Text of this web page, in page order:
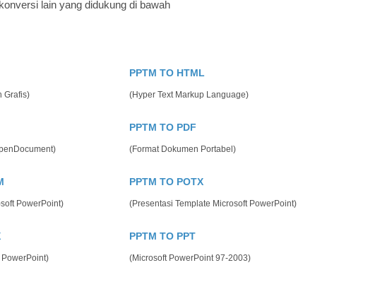
lain yang didukung di bawah
Grafis)
PPTM TO HTML
(Hyper Text Markup Language)
PPTM TO PDF
(Format Dokumen Portabel)
PowerPoint)
PPTM TO POTX
(Presentasi Template Microsoft PowerPoint)
PPTM TO PPT
(Microsoft PowerPoint 97-2003)